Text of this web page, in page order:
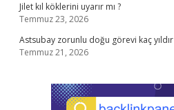
Jilet kıl köklerini uyarır mı ?
Temmuz 23, 2026
Astsubay zorunlu doğu görevi kaç yıldır
Temmuz 21, 2026